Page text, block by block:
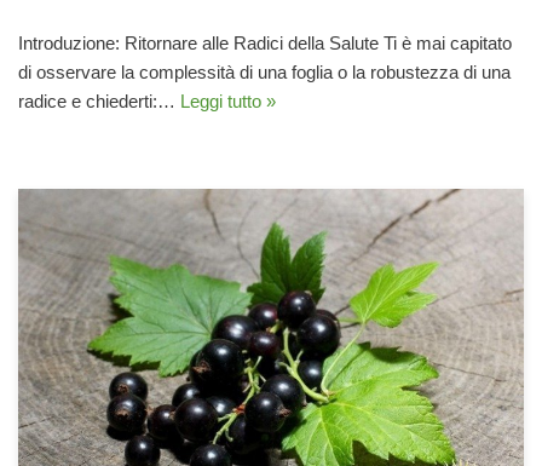
Introduzione: Ritornare alle Radici della Salute Ti è mai capitato
di osservare la complessità di una foglia o la robustezza di una
radice e chiederti:… Leggi tutto »